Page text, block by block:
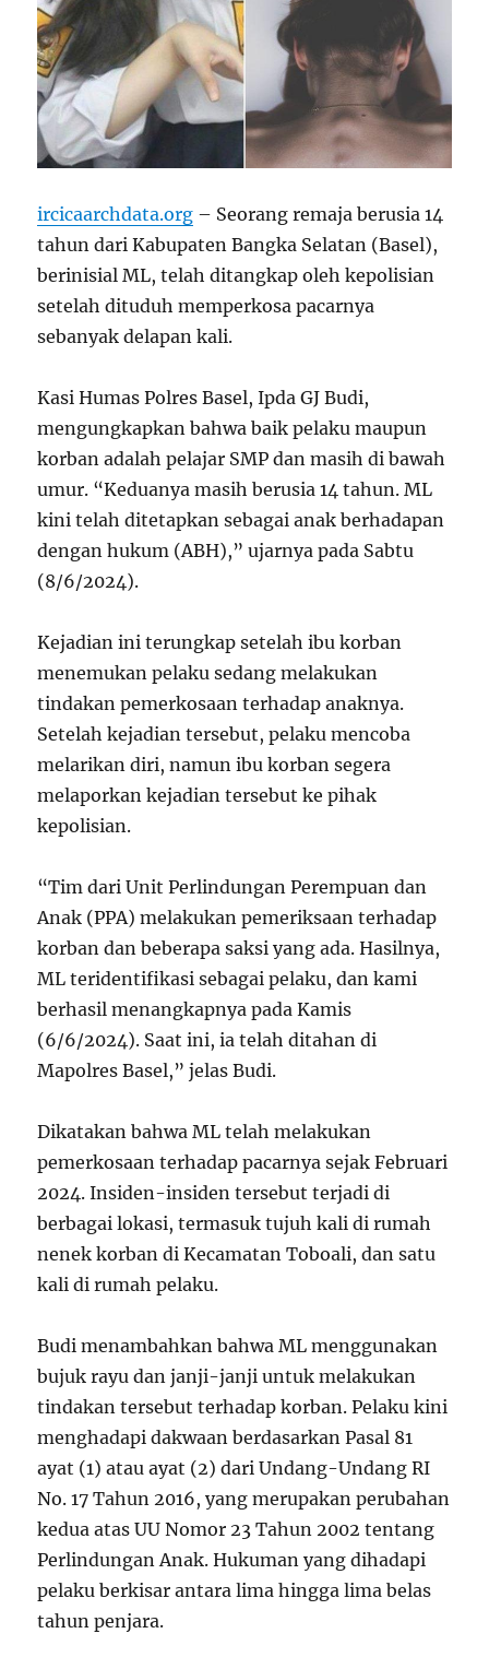
ircicaarchdata.org – Seorang remaja berusia 14
tahun dari Kabupaten Bangka Selatan (Basel),
berinisial ML, telah ditangkap oleh kepolisian
setelah dituduh memperkosa pacarnya
sebanyak delapan kali.
Kasi Humas Polres Basel, Ipda GJ Budi,
mengungkapkan bahwa baik pelaku maupun
korban adalah pelajar SMP dan masih di bawah
umur. “Keduanya masih berusia 14 tahun. ML
kini telah ditetapkan sebagai anak berhadapan
dengan hukum (ABH),” ujarnya pada Sabtu
(8/6/2024).
Kejadian ini terungkap setelah ibu korban
menemukan pelaku sedang melakukan
tindakan pemerkosaan terhadap anaknya.
Setelah kejadian tersebut, pelaku mencoba
melarikan diri, namun ibu korban segera
melaporkan kejadian tersebut ke pihak
kepolisian.
“Tim dari Unit Perlindungan Perempuan dan
Anak (PPA) melakukan pemeriksaan terhadap
korban dan beberapa saksi yang ada. Hasilnya,
ML teridentifikasi sebagai pelaku, dan kami
berhasil menangkapnya pada Kamis
(6/6/2024). Saat ini, ia telah ditahan di
Mapolres Basel,” jelas Budi.
Dikatakan bahwa ML telah melakukan
pemerkosaan terhadap pacarnya sejak Februari
2024. Insiden-insiden tersebut terjadi di
berbagai lokasi, termasuk tujuh kali di rumah
nenek korban di Kecamatan Toboali, dan satu
kali di rumah pelaku.
Budi menambahkan bahwa ML menggunakan
bujuk rayu dan janji-janji untuk melakukan
tindakan tersebut terhadap korban. Pelaku kini
menghadapi dakwaan berdasarkan Pasal 81
ayat (1) atau ayat (2) dari Undang-Undang RI
No. 17 Tahun 2016, yang merupakan perubahan
kedua atas UU Nomor 23 Tahun 2002 tentang
Perlindungan Anak. Hukuman yang dihadapi
pelaku berkisar antara lima hingga lima belas
tahun penjara.